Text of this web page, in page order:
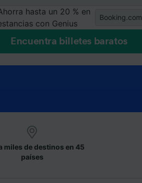
hasta un 20 % en
con Genius
Booking.com
Encuentra billetes baratos
miles de destinos en 45
países